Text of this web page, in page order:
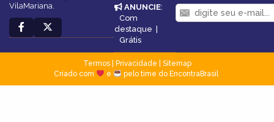
VilaMariana.
ANUNCIE:
Com
destaque |
Grátis
Termos| Privacidade
Sitemap
Criado com
e pelo time do EncontraBrasil